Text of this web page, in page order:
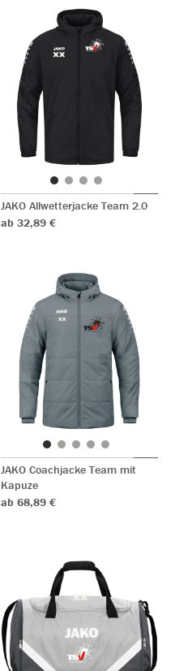
JAKO Allwetterjacke Team 2.0
ab 32,89 €
JAKO Coachjacke Team mit
Kapuze
ab 68,89 €